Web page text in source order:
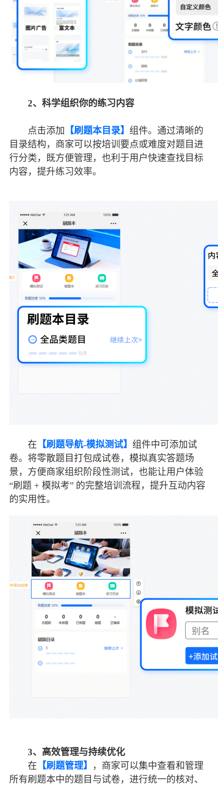
2、科学组织你的练习内容
点击添加 【刷题本目录】 组件。通过清晰的
目录结构，商家可以按培训要点或难度对题目进
行分类，既方便管理，也利于用户快速查找目标
内容，提升练习效率。
在 【刷题导航-模拟测试】 组件中可添加试
卷。将零散题目打包成试卷，模拟真实答题场
景，方便商家组织阶段性测试，也能让用户体验
“刷题 + 模拟考” 的完整培训流程，提升互动内容
的实用性。
3、 高效管理与持续优化
在 【刷题管理】
，商家可以集中查看和管理
所有刷题本中的题目与试卷，进行统一的核对、